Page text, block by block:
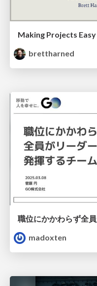
Making Projects Easy
brettharned
madoxten